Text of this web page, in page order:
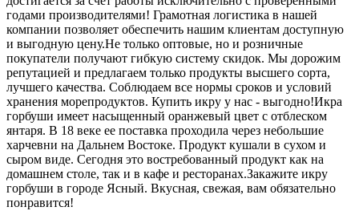
годами производителями! Грамотная логистика в нашей
компании позволяет обеспечить нашим клиентам доступную
и выгодную цену.Не только оптовые, но и розничные
покупатели получают гибкую систему скидок. Мы дорожим
репутацией и предлагаем только продукты высшего сорта,
лучшего качества. Соблюдаем все нормы сроков и условий
хранения морепродуктов. Купить икру у нас - выгодно!Икра
горбуши имеет насыщенный оранжевый цвет с отблеском
янтаря. В 18 веке ее поставка проходила через небольшие
харчевни на Дальнем Востоке. Продукт кушали в сухом и
сыром виде. Сегодня это востребованный продукт как на
домашнем столе, так и в кафе и ресторанах.Закажите икру
горбуши в городе Ясный. Вкусная, свежая, вам обязательно
понравится!